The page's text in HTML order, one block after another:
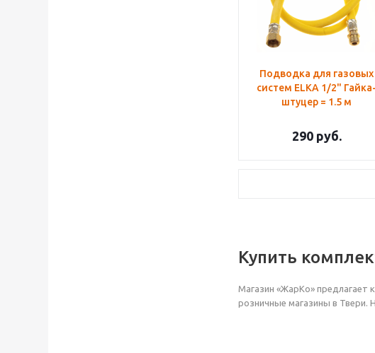
Подводка для газовых
систем ELKA 1/2" Гайка-
штуцер = 1.5 м
290руб.
Купить
Магазин «ЖарКо» предлагает
розничные магазины в Твери.